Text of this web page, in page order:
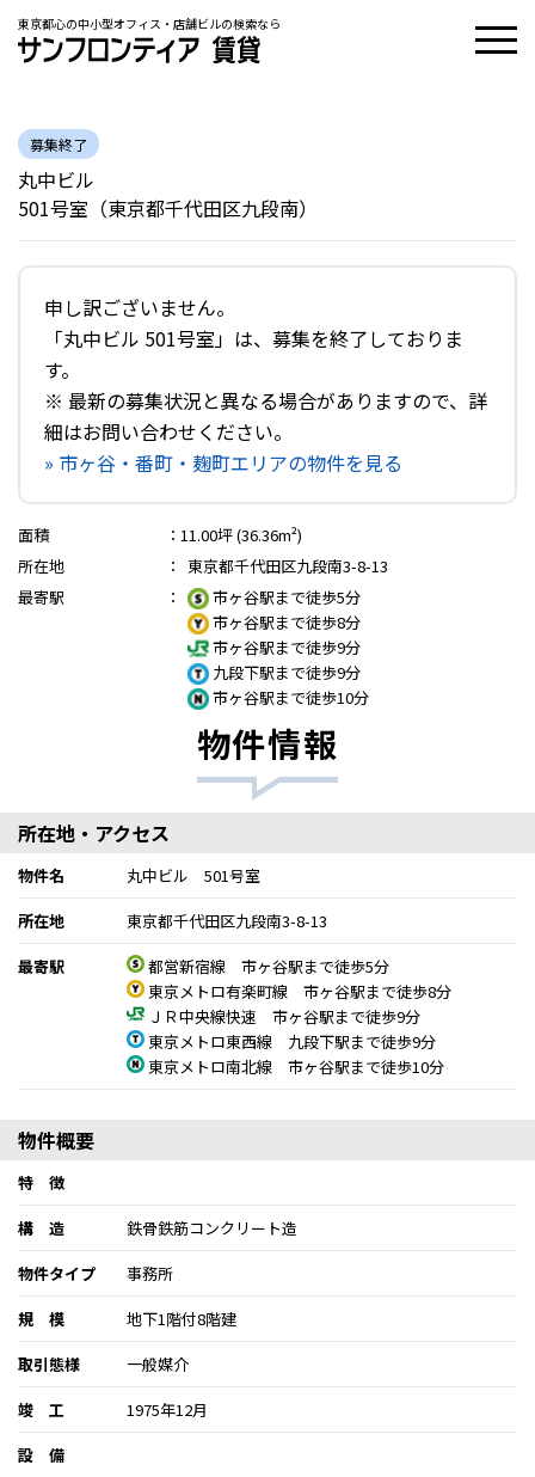
東京都心の中小型オフィス・店舗ビルの検索なら
募集終了
丸中ビル
501号室（東京都千代田区九段南）
申し訳ございません。
「丸中ビル 501号室」は、募集を終了しておりま
す。
※ 最新の募集状況と異なる場合がありますので、詳
細はお問い合わせください。
» 市ヶ谷・番町・麹町エリアの物件を見る
面積 ： 11.00坪 (36.36m²)
所在地
：
東京都千代田区九段南3-8-13
最寄駅
：
市ヶ谷駅まで徒歩5分
市ヶ谷駅まで徒歩8分
市ヶ谷駅まで徒歩9分
九段下駅まで徒歩9分
市ヶ谷駅まで徒歩10分
物件情報
所在地・アクセス
物件名
丸中ビル 501号室
所在地
東京都千代田区九段南3-8-13
最寄駅
都営新宿線 市ヶ谷駅まで徒歩5分
東京メトロ有楽町線 市ヶ谷駅まで徒歩8分
ＪＲ中央線快速 市ヶ谷駅まで徒歩9分
東京メトロ東西線 九段下駅まで徒歩9分
東京メトロ南北線 市ヶ谷駅まで徒歩10分
物件概要
特 徴
構 造
鉄骨鉄筋コンクリート造
物件タイプ
事務所
規 模
地下1階付8階建
取引態様
一般媒介
竣 工
1975年12月
設 備